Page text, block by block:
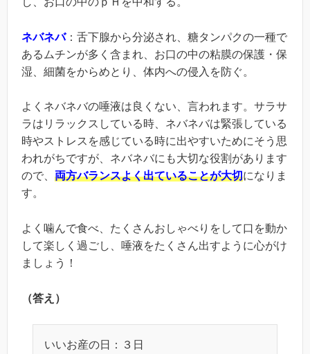
ネバネバ：舌下腺から分泌され、糖タンパクの一種で
あるムチンが多く含まれ、お口の中の粘膜の保護・保
湿、細菌をからめとり、体内への侵入を防ぐ。
よくネバネバの唾液は良くない、言われます。サラサ
ラはリラックスしている時、ネバネバは緊張している
時やストレスを感じている時に出やすいためにそう思
われがちですが、ネバネバにも大切な役割があります
ので、 両方バランスよく出ていることが大切になりま
す。
よく噛んで食べ、たくさんおしゃべりをして口を動か
して楽しく過ごし、唾液をたくさん出すように心がけ
ましょう！
（答え）
いいお産の⽇：３⽇